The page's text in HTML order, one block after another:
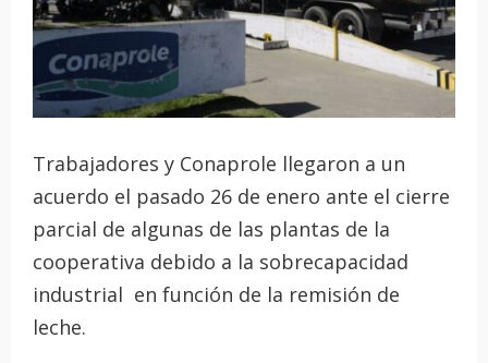
Trabajadores y Conaprole llegaron a un
acuerdo el pasado 26 de enero ante el cierre
parcial de algunas de las plantas de la
cooperativa debido a la sobrecapacidad
industrial en función de la remisión de
leche.